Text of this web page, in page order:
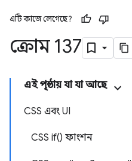
এটি কাজে লেগেছে?
ক্রোম 137
এই পৃষ্ঠায় যা যা আছে
CSS এবং UI
CSS if() ফাংশন